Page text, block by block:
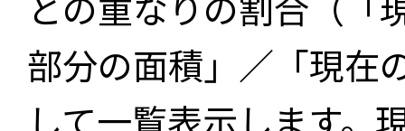
部分の面積」／「現在
して一覧表示します。